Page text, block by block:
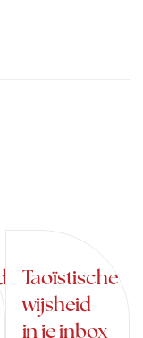
Taoïstische
wijsheid
in je inbox